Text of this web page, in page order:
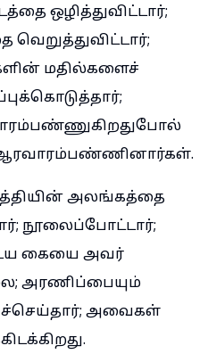
ஒழித்துவிட்டார்;
வெறுத்துவிட்டார்;
மதில்களைச்
அலங்கத்தை
நூலைப்போட்டார்;
கையை அவர்
அரணிப்பையும்
அவைகள்